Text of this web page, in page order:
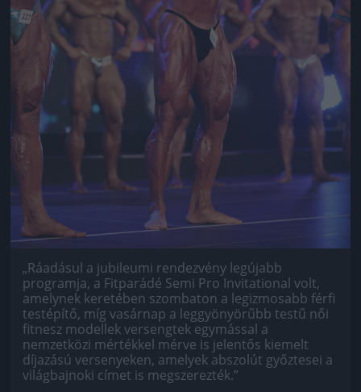
„Ráadásul a jubileumi rendezvény legújabb
programja, a Fitparádé Semi Pro Invitational volt,
amelynek keretében szombaton a legizmosabb férfi
testépítő, míg vasárnap a leggyönyörűbb testű női
fitnesz modellek versengtek egymással a
nemzetközi mértékkel mérve is jelentős kiemelt
díjazású versenyeken, amelyek abszolút győztesei a
világbajnoki címet is megszerezték.”